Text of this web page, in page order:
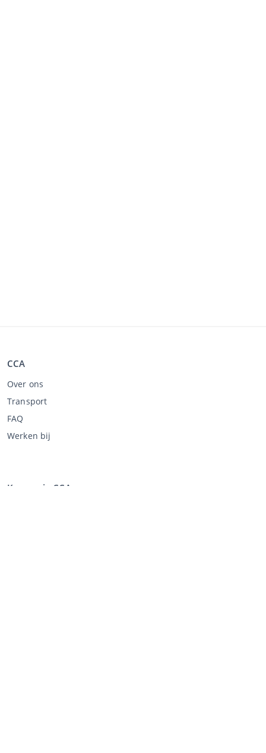
CCA
Over ons
Transport
FAQ
Werken bij
Kopen via CCA